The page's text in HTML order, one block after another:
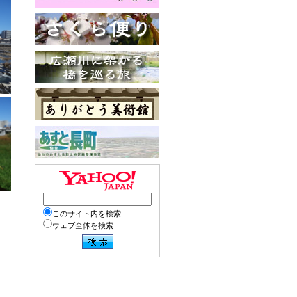
このサイト内を検索
ウェブ全体を検索